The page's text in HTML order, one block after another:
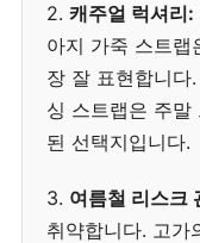
2. 캐주얼 럭셔리:
아지 가죽 스트랩
장 잘 표현합니다
싱 스트랩은 주말
된 선택지입니다.
3. 여름철 리스크
취약합니다. 고가